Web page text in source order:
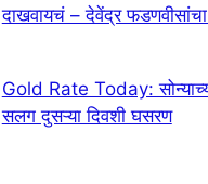
दाखवायचं – देवेंद्र
Gold Rate Today:
सलग दुसऱ्या दिवशी घसरण